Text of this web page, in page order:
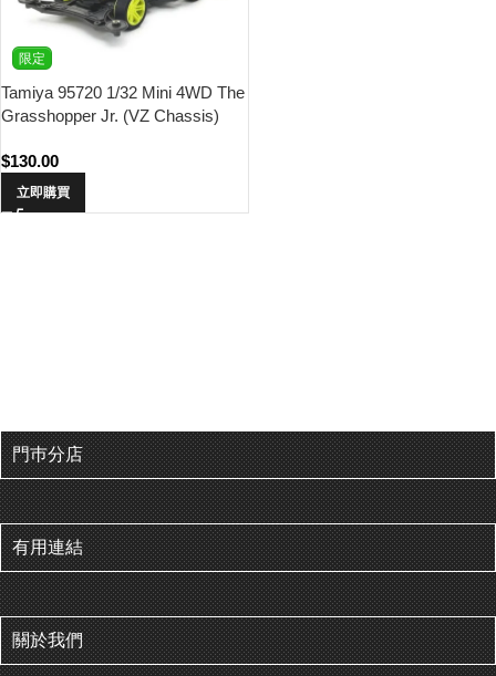
限定
Tamiya 95720 1/32 Mini 4WD The
Grasshopper Jr. (VZ Chassis)
$130.00
立即購買
門巿分店
有用連結
關於我們